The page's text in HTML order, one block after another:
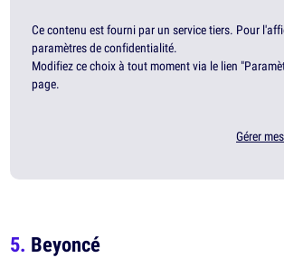
Ce contenu est fourni par un service tiers. Pour
paramètres de confidentialité.
Modifiez ce choix à tout moment via le lien
page.
Gérer
Beyoncé